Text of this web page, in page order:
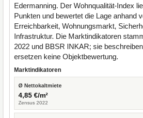
Edermanning. Der Wohnqualität-Index
Punkten und bewertet die Lage anhand
Erreichbarkeit, Wohnungsmarkt,
Infrastruktur. Die Marktindikatoren
2022 und BBSR INKAR; sie
ersetzen keine Objektbewertung.
Marktindikatoren
Ø Nettokaltmiete
4,85 €/m²
Zensus 2022